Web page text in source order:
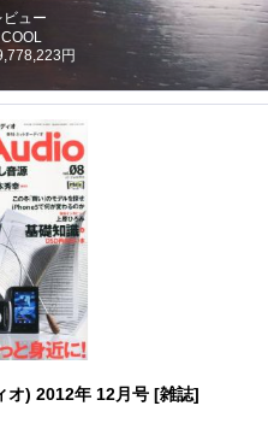
ュー
円
オ) 2012年 12月号 [雑誌]